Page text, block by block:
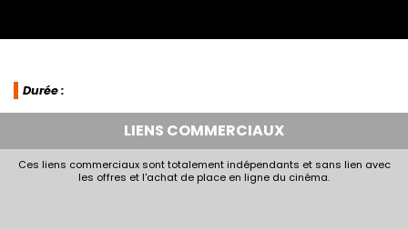
Durée :
LIENS COMMERCIAUX
Ces liens commerciaux sont totalement indépendants et sans lien avec
les offres et l'achat de place en ligne du cinéma.